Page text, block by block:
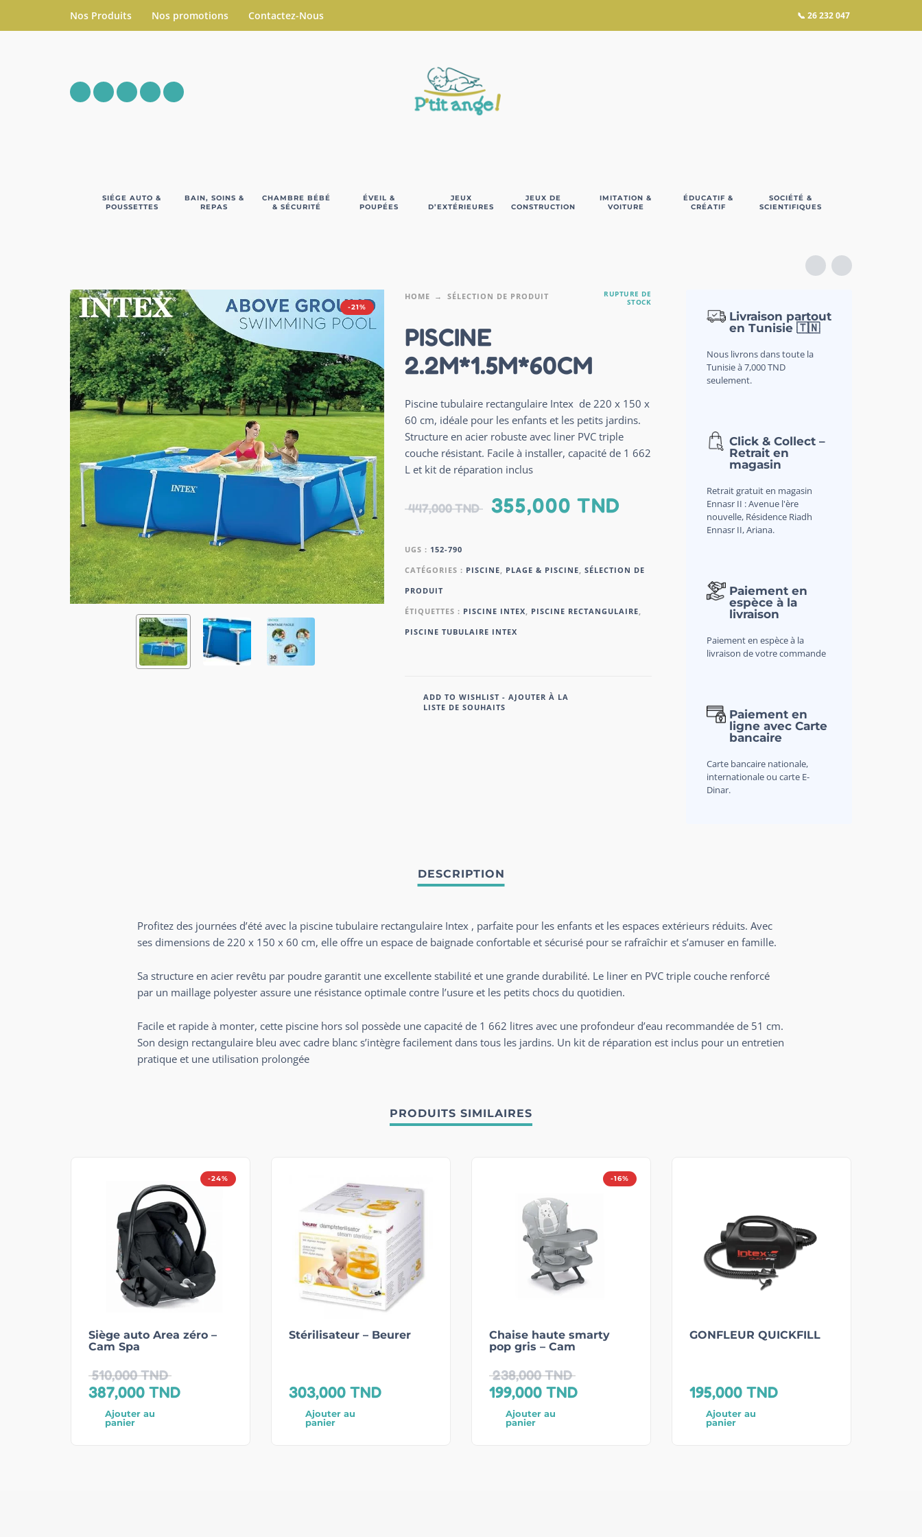
Nos Produits Nos promotions Contactez-Nous 📞 26 232 047
SIÉGE AUTO &
POUSSETTES
BAIN, SOINS &
REPAS
CHAMBRE BÉBÉ
& SÉCURITÉ
ÉVEIL &
POUPÉES
JEUX
D’EXTÉRIEURES
JEUX DE
CONSTRUCTION
IMITATION &
VOITURE
ÉDUCATIF &
CRÉATIF
SOCIÉTÉ &
SCIENTIFIQUES
-21%
HOME SÉLECTION DE PRODUIT
RUPTURE DE
STOCK
PISCINE
2.2M*1.5M*60CM
Piscine tubulaire rectangulaire Intex de 220 x 150 x
60 cm, idéale pour les enfants et les petits jardins.
Structure en acier robuste avec liner PVC triple
couche résistant. Facile à installer, capacité de 1 662
L et kit de réparation inclus
447,000TND 355,000 TND
UGS : 152-790
CATÉGORIES : PISCINE, PLAGE & PISCINE, SÉLECTION DE
PRODUIT
ÉTIQUETTES : PISCINE INTEX, PISCINE RECTANGULAIRE,
PISCINE TUBULAIRE INTEX
ADD TO WISHLIST - AJOUTER À LA
LISTE DE SOUHAITS
Livraison partout
en Tunisie 🇹🇳
Nous livrons dans toute la
Tunisie à 7,000 TND
seulement.
Click & Collect –
Retrait en
magasin
Retrait gratuit en magasin
Ennasr II : Avenue l'ère
nouvelle, Résidence Riadh
Ennasr II, Ariana.
Paiement en
espèce à la
livraison
Paiement en espèce à la
livraison de votre commande
Paiement en
ligne avec Carte
bancaire
Carte bancaire nationale,
internationale ou carte E-
Dinar.
Profitez des journées d’été avec la piscine tubulaire rectangulaire Intex , parfaite pour les enfants et les espaces extérieurs réduits. Avec
ses dimensions de 220 x 150 x 60 cm, elle offre un espace de baignade confortable et sécurisé pour se rafraîchir et s’amuser en famille.
Sa structure en acier revêtu par poudre garantit une excellente stabilité et une grande durabilité. Le liner en PVC triple couche renforcé
par un maillage polyester assure une résistance optimale contre l’usure et les petits chocs du quotidien.
Facile et rapide à monter, cette piscine hors sol possède une capacité de 1 662 litres avec une profondeur d’eau recommandée de 51 cm.
Son design rectangulaire bleu avec cadre blanc s’intègre facilement dans tous les jardins. Un kit de réparation est inclus pour un entretien
pratique et une utilisation prolongée
PRODUITS SIMILAIRES
-24%
Siège auto Area zéro –
Cam Spa
510,000TND
387,000 TND
Ajouter au
panier
Stérilisateur – Beurer
303,000 TND
Ajouter au
panier
-16%
Chaise haute smarty
pop gris – Cam
238,000TND
199,000 TND
Ajouter au
panier
GONFLEUR QUICKFILL
195,000 TND
Ajouter au
panier